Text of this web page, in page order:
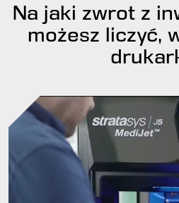
Na jaki zwrot z
możesz liczyć,